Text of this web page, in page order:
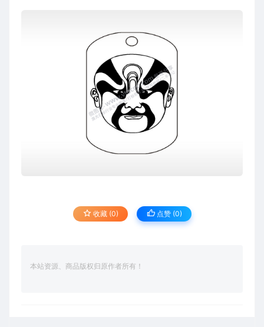
收藏 (0) 点赞 (0)
本站资源、商品版权归原作者所有！